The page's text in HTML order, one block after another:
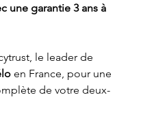
une garantie 3 ans à
le leader de
en France, pour une
de votre deux-